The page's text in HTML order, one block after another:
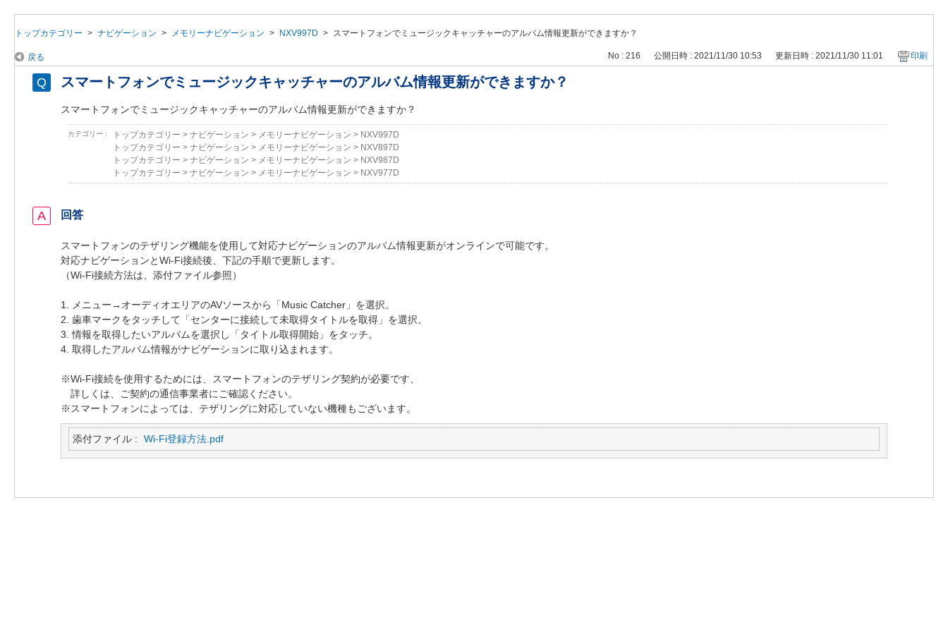
トップカテゴリー > ナビゲーション > メモリーナビゲーション > NXV997D > スマートフォンでミュージックキャッチャーのアルバム情報更新ができますか？
戻る No : 216 公開日時 : 2021/11/30 10:53 更新日時 : 2021/11/30 11:01 印刷
スマートフォンでミュージックキャッチャーのアルバム情報更新ができますか？
スマートフォンでミュージックキャッチャーのアルバム情報更新ができますか？
カテゴリー : トップカテゴリー > ナビゲーション > メモリーナビゲーション > NXV997D
トップカテゴリー > ナビゲーション > メモリーナビゲーション > NXV897D
トップカテゴリー > ナビゲーション > メモリーナビゲーション > NXV987D
トップカテゴリー > ナビゲーション > メモリーナビゲーション > NXV977D
回答
スマートフォンのテザリング機能を使用して対応ナビゲーションのアルバム情報更新がオンラインで可能です。
対応ナビゲーションとWi-Fi接続後、下記の手順で更新します。
（Wi-Fi接続方法は、添付ファイル参照）
1. メニュー→オーディオエリアのAVソースから「Music Catcher」を選択。
2. 歯車マークをタッチして「センターに接続して未取得タイトルを取得」を選択。
3. 情報を取得したいアルバムを選択し「タイトル取得開始」をタッチ。
4. 取得したアルバム情報がナビゲーションに取り込まれます。
※Wi-Fi接続を使用するためには、スマートフォンのテザリング契約が必要です、
詳しくは、ご契約の通信事業者にご確認ください。
※スマートフォンによっては、テザリングに対応していない機種もございます。
添付ファイル : Wi-Fi登録方法.pdf